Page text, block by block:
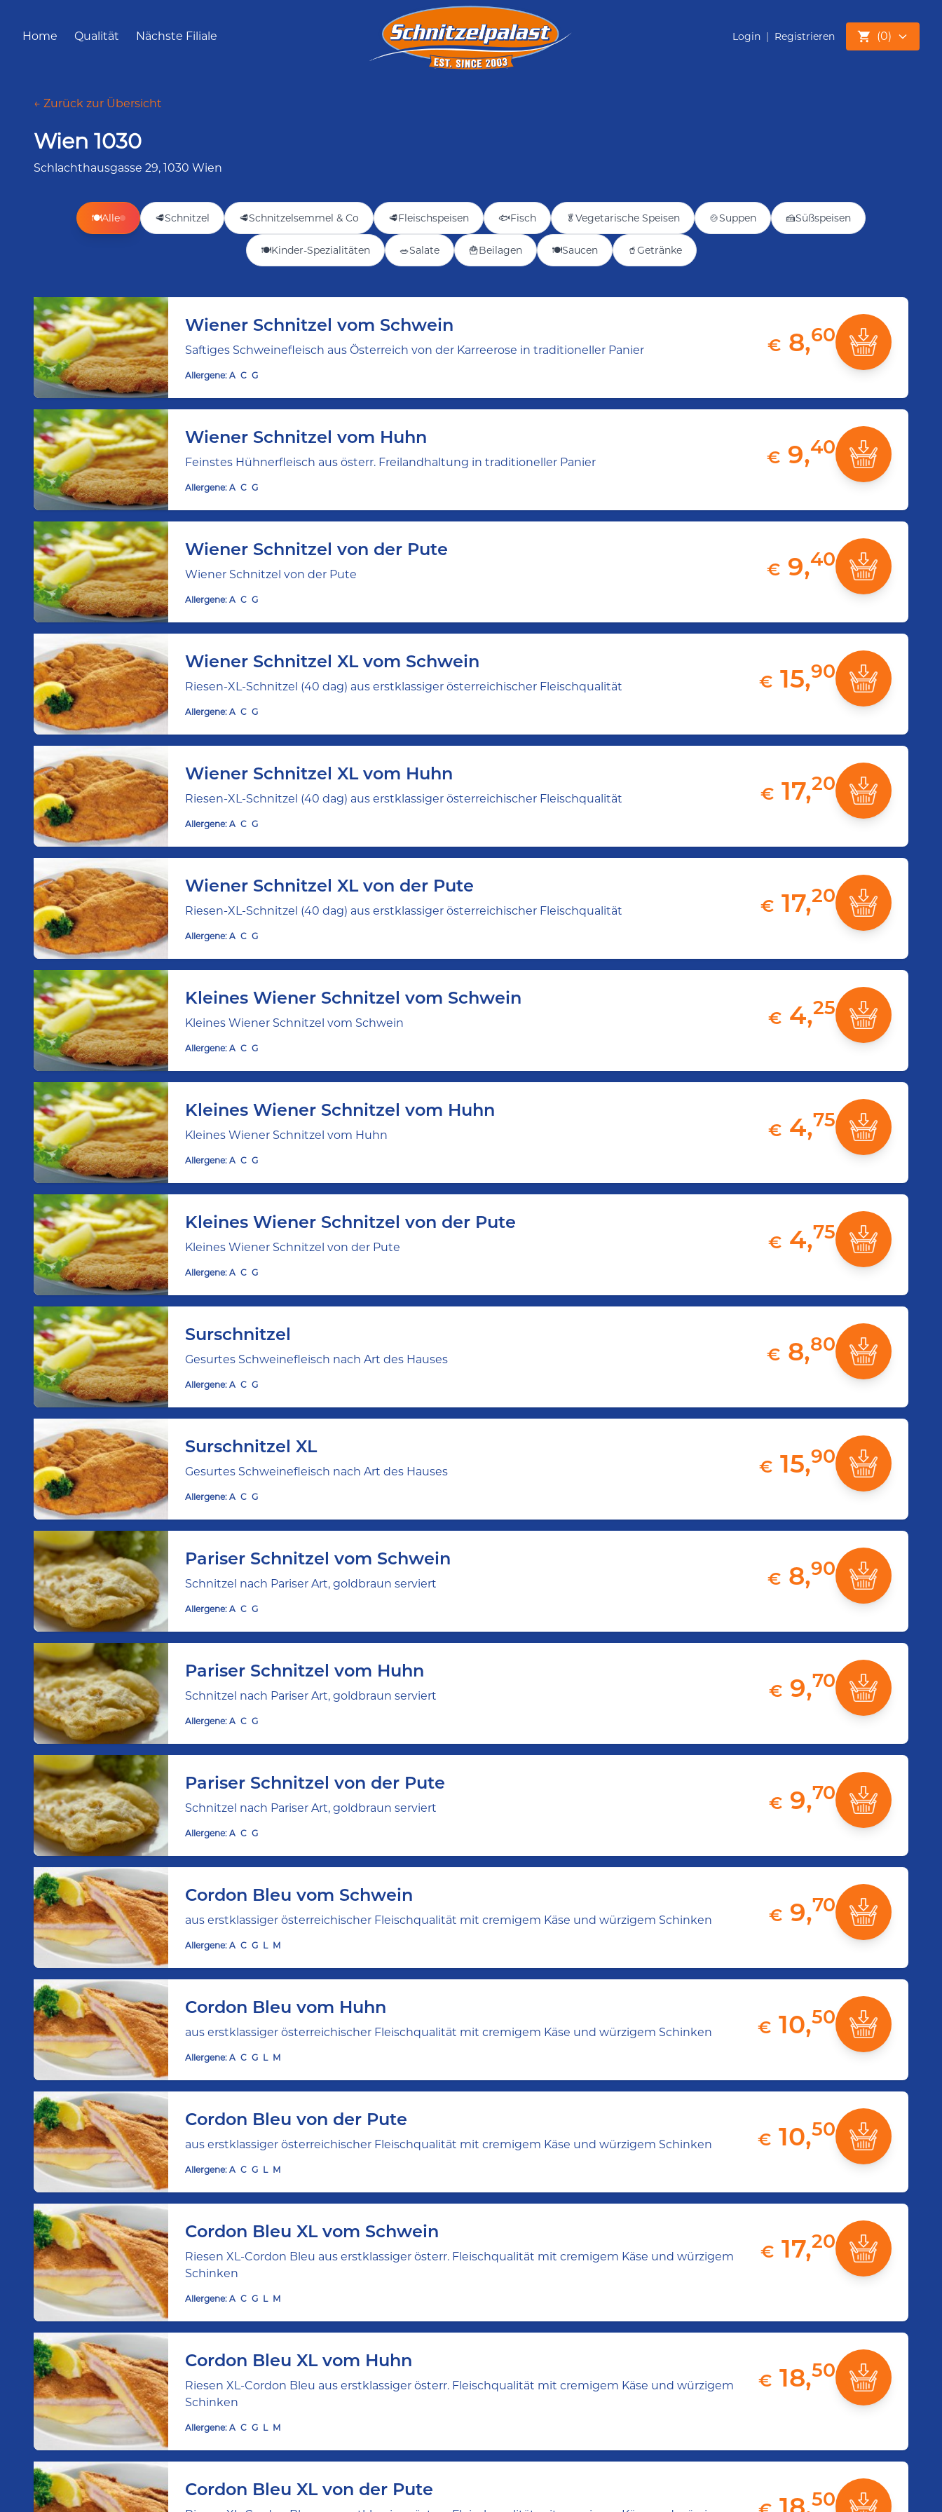
Home Qualität Nächste Filiale Login | Registrieren (0)
← Zurück zur Übersicht
Wien 1030
Schlachthausgasse 29, 1030 Wien
🍽️Alle 🥩Schnitzel 🥩Schnitzelsemmel & Co 🥩Fleischspeisen 🐟Fisch 🥬Vegetarische Speisen 🍲Suppen 🍰Süßspeisen
🍽️Kinder-Spezialitäten 🥗Salate 🍟Beilagen 🍽️Saucen 🥤Getränke
Wiener Schnitzel vom Schwein
Saftiges Schweinefleisch aus Österreich von der Karreerose in traditioneller Panier
Allergene: A C G
€ 8,60
Wiener Schnitzel vom Huhn
Feinstes Hühnerfleisch aus österr. Freilandhaltung in traditioneller Panier
Allergene: A C G
€ 9,40
Wiener Schnitzel von der Pute
Wiener Schnitzel von der Pute
Allergene: A C G
€ 9,40
Wiener Schnitzel XL vom Schwein
Riesen-XL-Schnitzel (40 dag) aus erstklassiger österreichischer Fleischqualität
Allergene: A C G
€ 15,90
Wiener Schnitzel XL vom Huhn
Riesen-XL-Schnitzel (40 dag) aus erstklassiger österreichischer Fleischqualität
Allergene: A C G
€ 17,20
Wiener Schnitzel XL von der Pute
Riesen-XL-Schnitzel (40 dag) aus erstklassiger österreichischer Fleischqualität
Allergene: A C G
€ 17,20
Kleines Wiener Schnitzel vom Schwein
Kleines Wiener Schnitzel vom Schwein
Allergene: A C G
€ 4,25
Kleines Wiener Schnitzel vom Huhn
Kleines Wiener Schnitzel vom Huhn
Allergene: A C G
€ 4,75
Kleines Wiener Schnitzel von der Pute
Kleines Wiener Schnitzel von der Pute
Allergene: A C G
€ 4,75
Surschnitzel
Gesurtes Schweinefleisch nach Art des Hauses
Allergene: A C G
€ 8,80
Surschnitzel XL
Gesurtes Schweinefleisch nach Art des Hauses
Allergene: A C G
€ 15,90
Pariser Schnitzel vom Schwein
Schnitzel nach Pariser Art, goldbraun serviert
Allergene: A C G
€ 8,90
Pariser Schnitzel vom Huhn
Schnitzel nach Pariser Art, goldbraun serviert
Allergene: A C G
€ 9,70
Pariser Schnitzel von der Pute
Schnitzel nach Pariser Art, goldbraun serviert
Allergene: A C G
€ 9,70
Cordon Bleu vom Schwein
aus erstklassiger österreichischer Fleischqualität mit cremigem Käse und würzigem Schinken
Allergene: A C G L M
€ 9,70
Cordon Bleu vom Huhn
aus erstklassiger österreichischer Fleischqualität mit cremigem Käse und würzigem Schinken
Allergene: A C G L M
€ 10,50
Cordon Bleu von der Pute
aus erstklassiger österreichischer Fleischqualität mit cremigem Käse und würzigem Schinken
Allergene: A C G L M
€ 10,50
Cordon Bleu XL vom Schwein
Riesen XL-Cordon Bleu aus erstklassiger österr. Fleischqualität mit cremigem Käse und würzigem
Schinken
Allergene: A C G L M
€ 17,20
Cordon Bleu XL vom Huhn
Riesen XL-Cordon Bleu aus erstklassiger österr. Fleischqualität mit cremigem Käse und würzigem
Schinken
Allergene: A C G L M
€ 18,50
Cordon Bleu XL von der Pute 50